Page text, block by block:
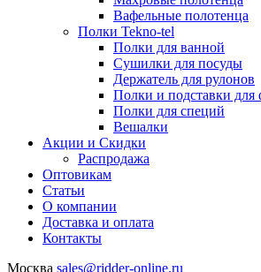
Вафельные полотенца
Полки Tekno-tel
Полки для ванной
Сушилки для посуды
Держатель для рулонов
Полки и подставки для
Полки для специй
Вешалки
Акции и Скидки
Распродажа
Оптовикам
Статьи
О компании
Доставка и оплата
Контакты
Москва sales@ridder-online.ru